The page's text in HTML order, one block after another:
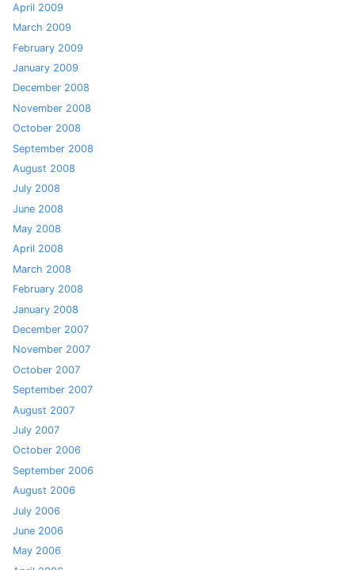
April 2009
March 2009
February 2009
January 2009
December 2008
November 2008
October 2008
September 2008
August 2008
July 2008
June 2008
May 2008
April 2008
March 2008
February 2008
January 2008
December 2007
November 2007
October 2007
September 2007
August 2007
July 2007
October 2006
September 2006
August 2006
July 2006
June 2006
May 2006